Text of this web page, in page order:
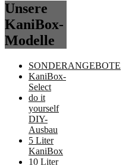
Unsere
KaniBox-
Modelle
SONDERANGEBOTE
KaniBox-
Select
do it
yourself
DIY-
Ausbau
5 Liter
KaniBox
10 Liter